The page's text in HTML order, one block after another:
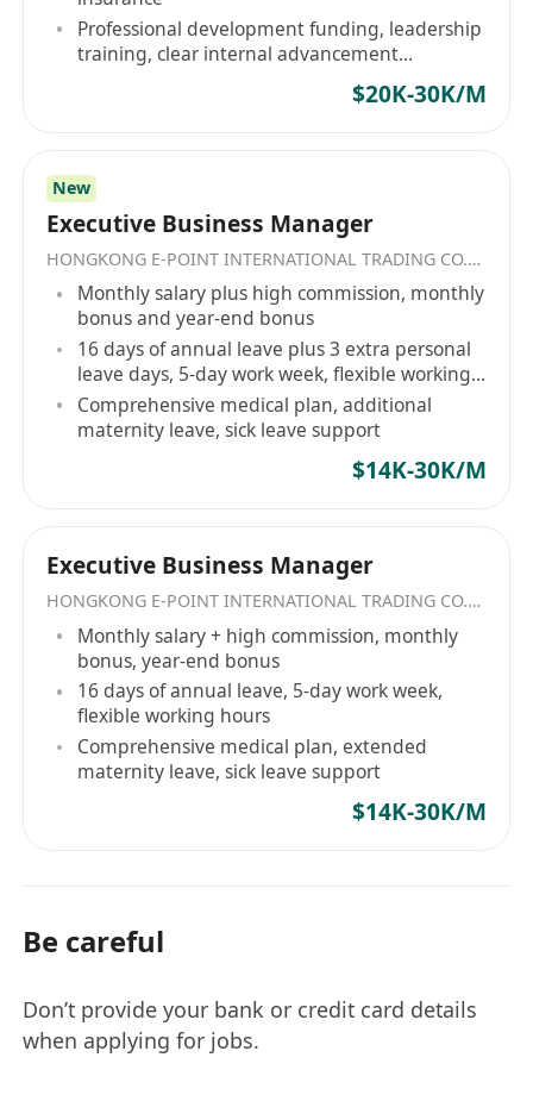
Professional development funding, leadership
training, clear internal advancement
$20K-30K/M
New
Executive Business Manager
HONGKONG E-POINT INTERNATIONAL TRADING CO.，LIMITED
Monthly salary plus high commission, monthly
bonus and year-end bonus
16 days of annual leave plus 3 extra personal
leave days, 5-day work week, flexible working
hours
Comprehensive medical plan, additional
maternity leave, sick leave support
$14K-30K/M
Executive Business Manager
HONGKONG E-POINT INTERNATIONAL TRADING CO.，LIMITED
Monthly salary + high commission, monthly
bonus, year-end bonus
16 days of annual leave, 5-day work week,
flexible working hours
Comprehensive medical plan, extended
maternity leave, sick leave support
$14K-30K/M
Be careful
Don’t provide your bank or credit card details
when applying for jobs.